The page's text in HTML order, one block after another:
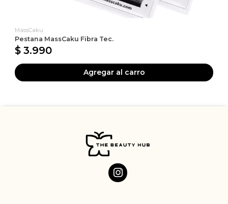
MassCaku
Pestana MassCaku Fibra Tec.
$ 3.990
Agregar al carro